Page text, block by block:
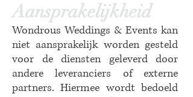
Aansprakelijkheid
Wondrous Weddings & Events kan
niet aansprakelijk worden gesteld
voor de diensten geleverd door
andere leveranciers of externe
partners. Hiermee wordt bedoeld